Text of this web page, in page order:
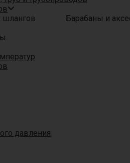
Барабаны и
давления